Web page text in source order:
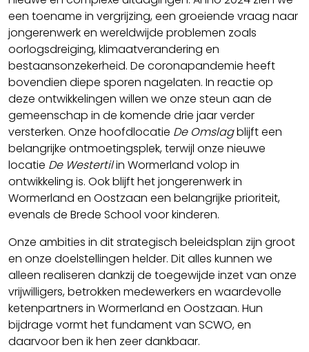
een toename in vergrijzing, een groeiende vraag naar
jongerenwerk en wereldwijde problemen zoals
oorlogsdreiging, klimaatverandering en
bestaansonzekerheid. De coronapandemie heeft
bovendien diepe sporen nagelaten. In reactie op
deze ontwikkelingen willen we onze steun aan de
gemeenschap in de komende drie jaar verder
versterken. Onze hoofdlocatie De Omslagblijft een
belangrijke ontmoetingsplek, terwijl onze nieuwe
locatie De Westertilin Wormerland volop in
ontwikkeling is. Ook blijft het jongerenwerk in
Wormerland en Oostzaan een belangrijke prioriteit,
evenals de Brede School voor kinderen.
Onze ambities in dit strategisch beleidsplan zijn groot
en onze doelstellingen helder. Dit alles kunnen we
alleen realiseren dankzij de toegewijde inzet van onze
vrijwilligers, betrokken medewerkers en waardevolle
ketenpartners in Wormerland en Oostzaan. Hun
bijdrage vormt het fundament van SCWO, en
daarvoor ben ik hen zeer dankbaar.